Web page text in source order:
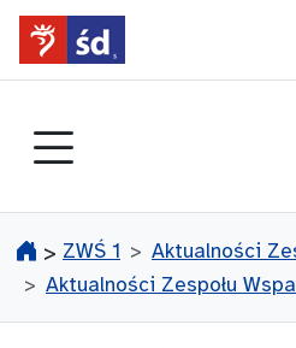
przejdź do głównego menu
> ZWŚ 1
Aktualności
Aktualności Zespołu